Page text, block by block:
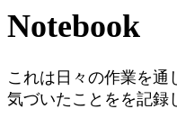
Notebook
これは日々の作業を通
気づいたことをを記録